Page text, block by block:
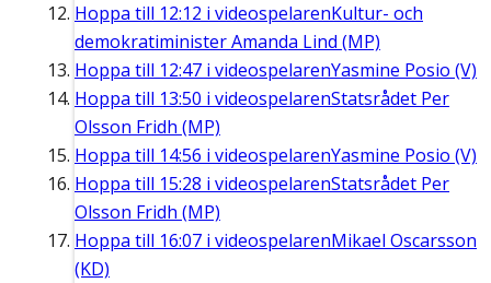
Hoppa till 12:12 i videospelarenKultur- och
demokratiminister Amanda Lind (MP)
Hoppa till 12:47 i videospelarenYasmine Posio (V)
Hoppa till 13:50 i videospelarenStatsrådet Per
Olsson Fridh (MP)
Hoppa till 14:56 i videospelarenYasmine Posio (V)
Hoppa till 15:28 i videospelarenStatsrådet Per
Olsson Fridh (MP)
Hoppa till 16:07 i videospelarenMikael Oscarsson
(KD)